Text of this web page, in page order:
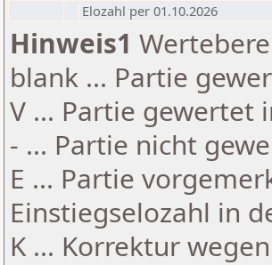
Elozahl per 01.10.2026
Hinweis1
blank ... Partie
V ... Partie gewertet
- ... Partie nicht
E ... Partie
Einstiegselozahl in
K ... Korrektur